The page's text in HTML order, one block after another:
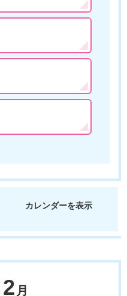
カレンダーを表示
2 月